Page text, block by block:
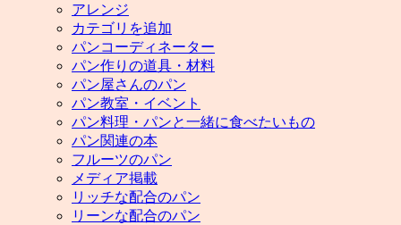
アレンジ
カテゴリを追加
パンコーディネーター
パン作りの道具・材料
パン屋さんのパン
パン教室・イベント
パン料理・パンと一緒に食べたいもの
パン関連の本
フルーツのパン
メディア掲載
リッチな配合のパン
リーンな配合のパン